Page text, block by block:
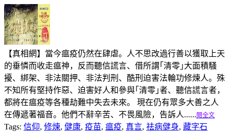
【真相網】當今瘟疫仍然在肆虐。人不思改過行善以獲取上天
的垂憐而收走瘟神，反而聽信謊言、借所謂｢清零｣大面積騷
擾、綁架、非法關押、非法判刑、酷刑迫害法輪功修煉人。殊
不知所有堅持作惡、迫害好人和參與｢清零｣者、聽信謊言者，
都將在瘟疫等各種劫難中失去未來。 現在仍有眾多大善之人
在傳遞著福音。他們不辭辛苦、不畏風險，告訴人...... 閱全文
Tags: 信仰, 修煉, 健康, 疫苗, 瘟疫, 真言, 祛病健身, 藏字石